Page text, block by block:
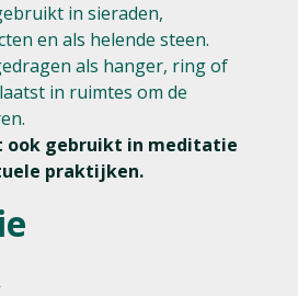
in sieraden,
en als helende steen.
als hanger, ring of
in ruimtes om de
ook gebruikt in meditatie
praktijken.